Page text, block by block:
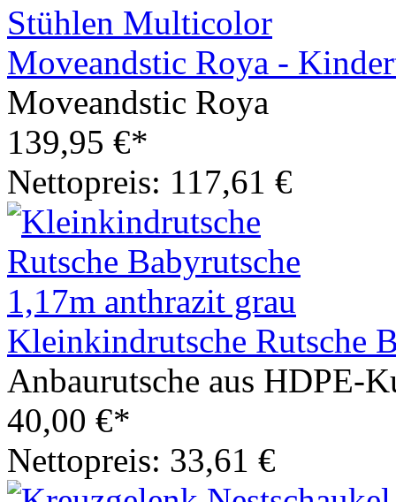
Moveandstic Roya -
Moveandstic Roya
139,95 €*
Nettopreis: 117,61 €
Kleinkindrutsche Rutsche
Anbaurutsche aus HDPE-
40,00 €*
Nettopreis: 33,61 €